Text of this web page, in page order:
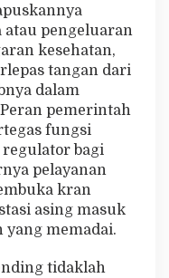
atau pengeluaran
kesehatan,
tangan dari
dalam
pemerintah
fungsi
bagi
pelayanan
kran
asing masuk
yang memadai.
tidaklah